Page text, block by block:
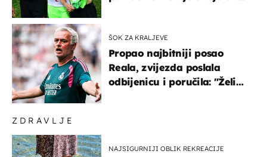
ZDRAVLJE
NAJSIGURNIJI OBLIK REKREACIJE
ŠOK ZA KRALJEVE
Propao najbitniji posao
Reala, zvijezda poslala
odbijenicu i poručila: "Želim